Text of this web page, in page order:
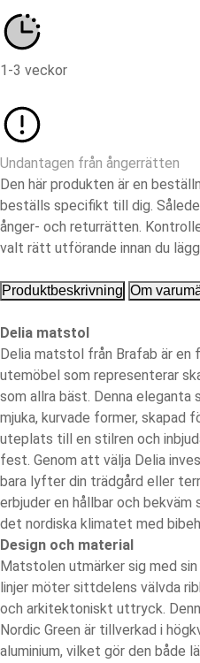
1-3 veckor
Undantagen från ångerrätten
Den här produkten är en
beställs specifikt till dig.
ånger- och returrätten.
valt rätt utförande innan du
Produktbeskrivning Om
Delia matstol
Delia matstol från Brafab är en
utemöbel som representerar
som allra bäst. Denna eleganta
mjuka, kurvade former, skapad
uteplats till en stilren och
fest. Genom att välja Delia
bara lyfter din trädgård eller
erbjuder en hållbar och
det nordiska klimatet med
Design och material
Matstolen utmärker sig med
linjer möter sittdelens välvda
och arkitektoniskt uttryck.
Nordic Green är tillverkad i
aluminium, vilket gör den